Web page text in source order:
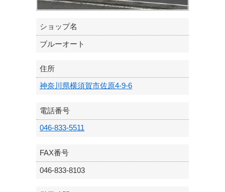
ショップ名
ブルーオート
住所
神奈川県横須賀市佐原4-9-6
電話番号
046-833-5511
FAX番号
046-833-8103